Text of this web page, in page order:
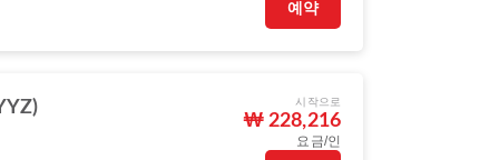
예약
시작으로
₩ 228,216
요금/인